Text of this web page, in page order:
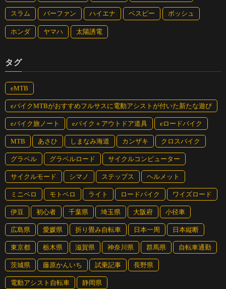
スラム バーファン ハイエナ ベスビー ボッシュ
ホンダ ヤマハ 太陽誘電
タグ
eMTB
eバイクMTBがおすすめフルサスに電動アシストが付いた新たな遊び
eバイク旅ノート eバイク＋アウトドア道具 eロードバイク
MTB あさひ しまなみ海道 カンザキ クロスバイク
グラベル グラベルロード サイクルコンピューター
サイクルモード シマノ ステップス ヘルメット
ミニベロ モトベロ ライト ロードバイク ワイズロード
伊豆 初心者 千葉県 埼玉県 大阪府 小径車
広島県 愛媛県 折り畳み自転車 日本一周 日本縦断
東京都 栃木県 滋賀県 神奈川県 群馬県 自転車通勤
茨城県 藤原かんいち 試乗記事 長野県
電動アシスト自転車 静岡県